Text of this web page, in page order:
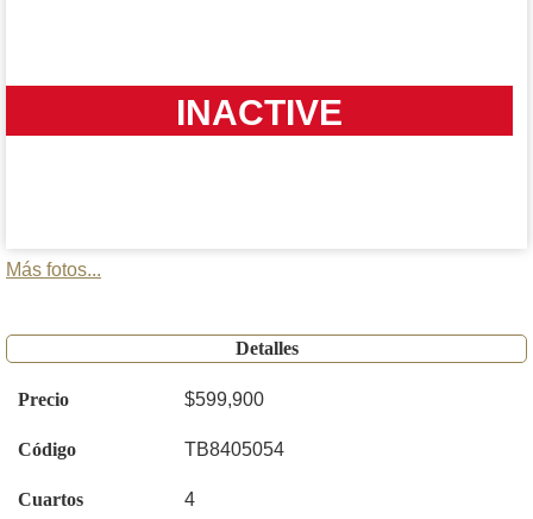
INACTIVE
Más fotos...
Detalles
Precio $599,900
Código TB8405054
Cuartos 4